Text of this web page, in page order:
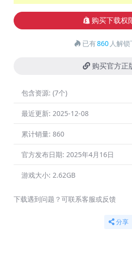
购买下载权
已有860 人解
购买官方正
包含资源: (7个)
最近更新: 2025-12-08
累计销量: 860
官方发布日期: 2025年4月16日
游戏大小: 2.62GB
下载遇到问题？可联系客服或反馈
分享